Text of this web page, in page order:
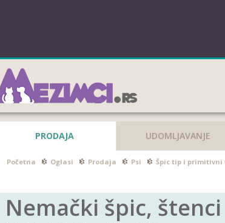
PRODAJA UDOMLJAVANJE
Početna Oglasi Prodaja Psi Špic tip i primitivni
Nemački špic,